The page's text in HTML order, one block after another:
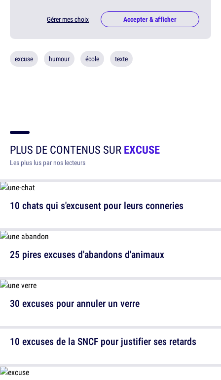
Gérer mes choix Accepter & afficher
excuse humour école texte
PLUS DE CONTENUS SUREXCUSE
Les plus lus par nos lecteurs
10 chats qui s'excusent pour leurs conneries
30 excuses pour annuler un verre
25 pires excuses d'abandons d'animaux
10 excuses de la SNCF pour justifier ses retards